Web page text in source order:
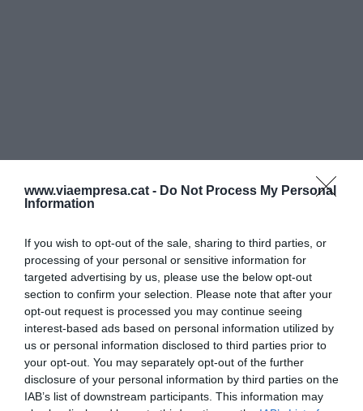
www.viaempresa.cat - Do Not Process My Personal
Information
If you wish to opt-out of the sale, sharing to third parties, or
processing of your personal or sensitive information for
targeted advertising by us, please use the below opt-out
section to confirm your selection. Please note that after your
opt-out request is processed you may continue seeing
interest-based ads based on personal information utilized by
us or personal information disclosed to third parties prior to
your opt-out. You may separately opt-out of the further
disclosure of your personal information by third parties on the
IAB’s list of downstream participants. This information may